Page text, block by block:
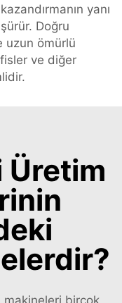
yanı
Doğru
uzun ömürlü
ve diğer
Üretim
birçok